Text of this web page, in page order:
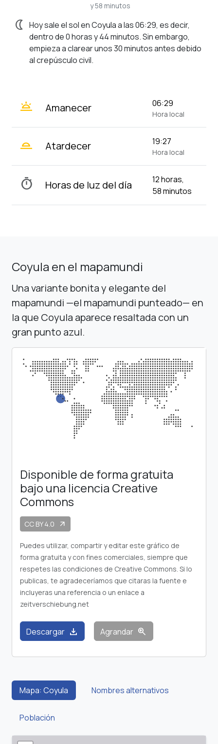
y 58 minutos
nightlight Hoy sale el sol en Coyula a las 06:29, es decir,
dentro de 0 horas y 44 minutos. Sin embargo,
empieza a clarear unos 30 minutos antes debido
al crepúsculo civil.
wb_twilight Amanecer 06:29
Hora local
wb_twilight_2 Atardecer 19:27
Hora local
timer Horas de luz del día
12 horas,
58 minutos
Coyula en el mapamundi
Una variante bonita y elegante del
mapamundi —el mapamundi punteado— en
la que Coyula aparece resaltada con un
gran punto azul.
Disponible de forma gratuita
bajo una licencia Creative
Commons
CC BY 4.0 arrow_outward
Puedes utilizar, compartir y editar este gráfico de
forma gratuita y con fines comerciales, siempre que
respetes las condiciones de Creative Commons. Si lo
publicas, te agradeceríamos que citaras la fuente e
incluyeras una referencia o un enlace a
zeitverschiebung.net
Descargar download Agrandar zoom_in
Mapa: Coyula Nombres alternativos
Población